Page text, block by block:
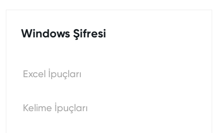
Windows Şifresi
Excel İpuçları
Kelime İpuçları